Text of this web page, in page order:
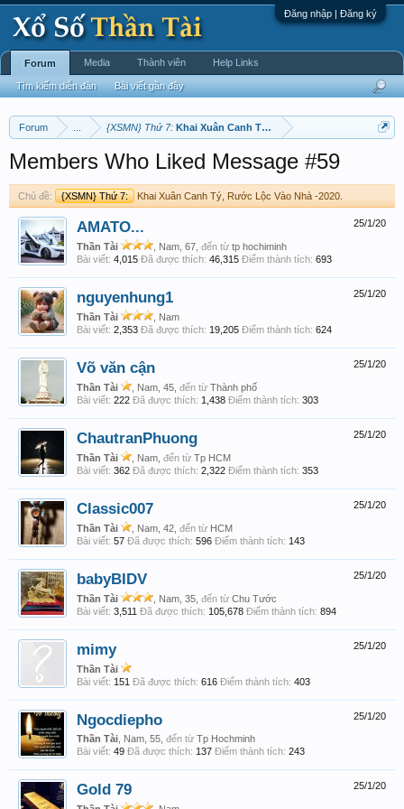
Đăng nhập | Đăng ký
Forum {XSMN} Thứ 7: Khai Xuân Canh Tý, Rước Lộc Vào Nhà -2020.
Members Who Liked Message #59
Chủ đề: {XSMN} Thứ 7: Khai Xuân Canh Tý, Rước Lộc Vào Nhà -2020.
25/1/20
AMATO...
Thần Tài , Nam, 67, đến từ tp hochiminh
Bài viết: 4,015 Đã được thích: 46,315 Điểm thành tích: 693
25/1/20
nguyenhung1
Thần Tài
, Nam
Bài viết: 2,353 Đã được thích: 19,205 Điểm thành tích: 624
25/1/20
Võ văn cận
Thần Tài , Nam, 45, đến từ Thành phố
Bài viết: 222 Đã được thích: 1,438 Điểm thành tích: 303
25/1/20
ChautranPhuong
Thần Tài , Nam, đến từ Tp HCM
Bài viết: 362 Đã được thích: 2,322 Điểm thành tích: 353
25/1/20
Classic007
Thần Tài , Nam, 42, đến từ HCM
Bài viết: 57 Đã được thích: 596 Điểm thành tích: 143
25/1/20
babyBIDV
Thần Tài , Nam, 35, đến từ Chu Tước
Bài viết: 3,511 Đã được thích: 105,678 Điểm thành tích: 894
25/1/20
mimy
Thần Tài
Bài viết: 151 Đã được thích: 616 Điểm thành tích: 403
25/1/20
Ngocdiepho
Thần Tài , Nam, 55, đến từ Tp Hochminh
Bài viết: 49 Đã được thích: 137 Điểm thành tích: 243
25/1/20
Gold 79
Forum
Tìm kiếm diễn đàn Bài viết gần đây
Media Thành viên Help Links